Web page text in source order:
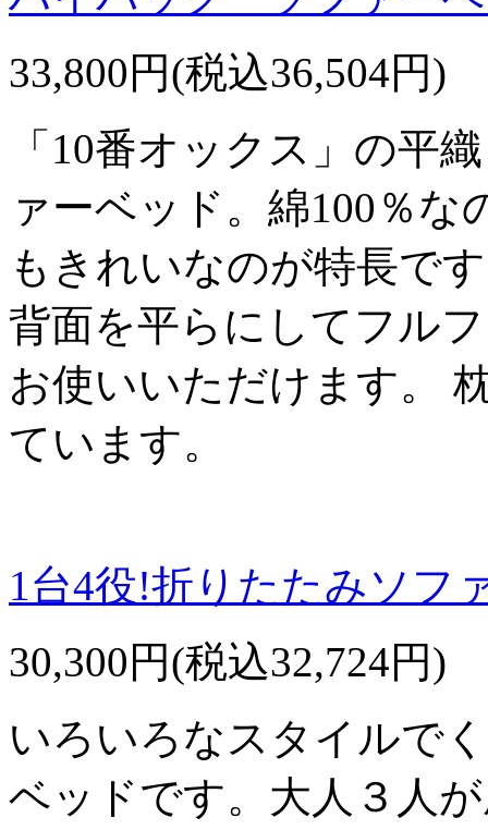
33,800円(税込36,504円)
「10番オックス」の平
ァーベッド。綿100％
もきれいなのが特長で
背面を平らにしてフル
お使いいただけます。
ています。
1台4役!折りたたみソフ
30,300円(税込32,724円)
いろいろなスタイルで
ベッドです。大人３人